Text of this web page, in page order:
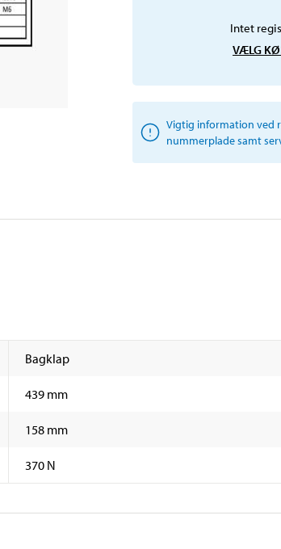
Intet
VÆLG
Vigtig information ved
nummerplade samt
Bagklap
439 mm
158 mm
370 N